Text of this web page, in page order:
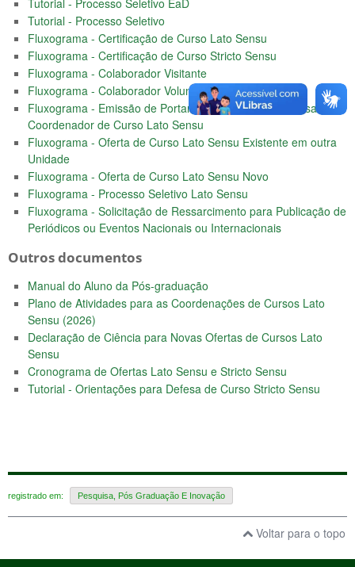
Tutorial - Processo Seletivo EaD
Tutorial - Processo Seletivo
Fluxograma - Certificação de Curso Lato Sensu
Fluxograma - Certificação de Curso Stricto Sensu
Fluxograma - Colaborador Visitante
Fluxograma - Colaborador Voluntário
Fluxograma - Emissão de Portaria e Pagamento de Bolsa de
Coordenador de Curso Lato Sensu
Fluxograma - Oferta de Curso Lato Sensu Existente em outra
Unidade
Fluxograma - Oferta de Curso Lato Sensu Novo
Fluxograma - Processo Seletivo Lato Sensu
Fluxograma - Solicitação de Ressarcimento para Publicação de
Periódicos ou Eventos Nacionais ou Internacionais
Outros documentos
Manual do Aluno da Pós-graduação
Plano de Atividades para as Coordenações de Cursos Lato
Sensu (2026)
Declaração de Ciência para Novas Ofertas de Cursos Lato
Sensu
Cronograma de Ofertas Lato Sensu e Stricto Sensu
Tutorial - Orientações para Defesa de Curso Stricto Sensu
registrado em: Pesquisa, Pós Graduação E Inovação
Voltar para o topo